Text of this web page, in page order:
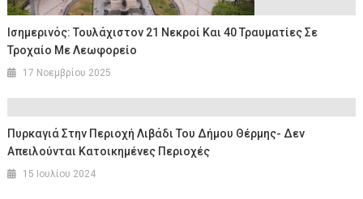
Ισημερινός: Τουλάχιστον 21 Νεκροί Και 40 Τραυματίες Σε
Τροχαίο Με Λεωφορείο
17 Νοεμβρίου 2025
Πυρκαγιά Στην Περιοχή Λιβάδι Του Δήμου Θέρμης- Δεν
Απειλούνται Κατοικημένες Περιοχές
15 Ιουλίου 2024